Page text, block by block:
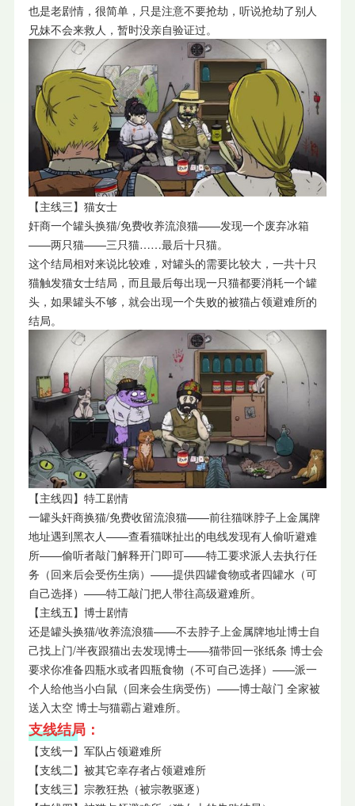
也是老剧情，很简单，只是注意不要抢劫，听说抢劫了别人
兄妹不会来救人，暂时没亲自验证过。
【主线三】猫女士
奸商一个罐头换猫/免费收养流浪猫——发现一个废弃冰箱
——两只猫——三只猫……最后十只猫。
这个结局相对来说比较难，对罐头的需要比较大，一共十只
猫触发猫女士结局，而且最后每出现一只猫都要消耗一个罐
头，如果罐头不够，就会出现一个失败的被猫占领避难所的
结局。
【主线四】特工剧情
一罐头奸商换猫/免费收留流浪猫——前往猫咪脖子上金属牌
地址遇到黑衣人——查看猫咪扯出的电线发现有人偷听避难
所——偷听者敲门解释开门即可——特工要求派人去执行任
务（回来后会受伤生病）——提供四罐食物或者四罐水（可
自己选择）——特工敲门把人带往高级避难所。
【主线五】博士剧情
还是罐头换猫/收养流浪猫——不去脖子上金属牌地址博士自
己找上门/半夜跟猫出去发现博士——猫带回一张纸条 博士会
要求你准备四瓶水或者四瓶食物（不可自己选择）——派一
个人给他当小白鼠（回来会生病受伤）——博士敲门 全家被
送入太空 博士与猫霸占避难所。
支线结局：
【支线一】军队占领避难所
【支线二】被其它幸存者占领避难所
【支线三】宗教狂热（被宗教驱逐）